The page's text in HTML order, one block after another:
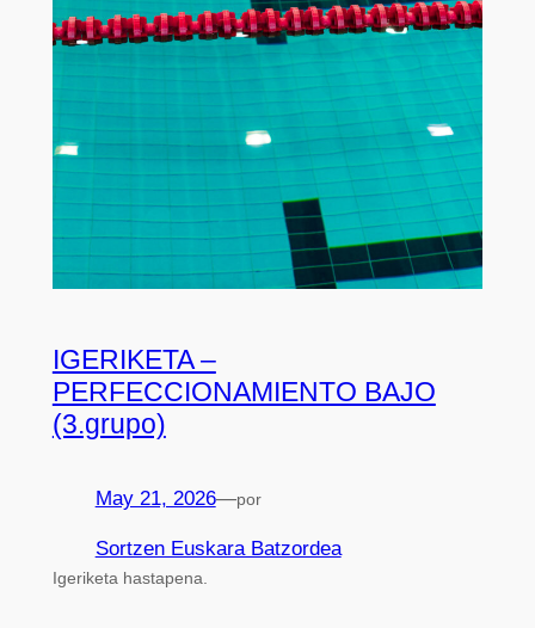
IGERIKETA –
PERFECCIONAMIENTO BAJO
(3.grupo)
May 21, 2026—por
Sortzen Euskara Batzordea
Igeriketa hastapena.